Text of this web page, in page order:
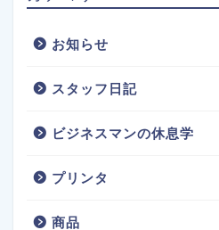
お知らせ
スタッフ日記
ビジネスマンの休息学
プリンタ
商品